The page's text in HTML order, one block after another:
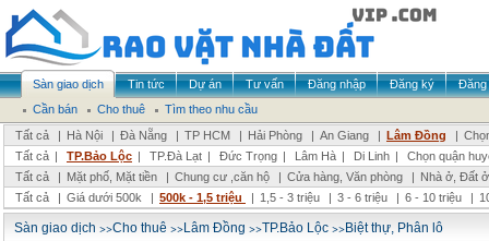
Sàn giao dịch Tin tức Dự án Tư vấn Đăng nhập Đăng ký
Đăng
Cần bán
Cho thuê
Tìm theo nhu cầu
Tất cả
| Hà Nội | Đà Nẵng | TP HCM | Hải Phòng | An Giang | Lâm Đồng |
Tất cả | TP.Bảo Lộc | TP.Đà Lạt | Đức Trọng | Lâm Hà | Di Linh |
Chọn quận
Tất cả
| Mặt phố, Mặt tiền | Chung cư ,căn hộ | Cửa hàng, Văn phòng | Nhà ở, Đất ở
Tất cả
| Giá dưới 500k | 500k - 1,5 triệu | 1,5 - 3 triệu | 3 - 6 triệu | 6 - 10 triệu |
Sàn giao dịch >>Cho thuê >>Lâm Đồng >>TP.Bảo Lộc >>Biệt thự, Phân lô